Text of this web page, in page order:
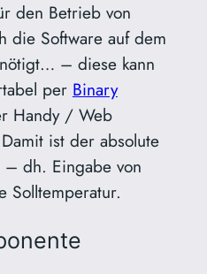
den Betrieb von
die Software auf dem
– diese kann
per Binary
Handy / Web
ist der absolute
– dh. Eingabe von
Solltemperatur.